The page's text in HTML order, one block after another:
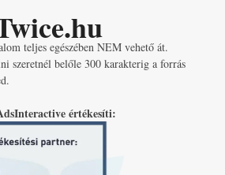
teljes egészében NEM vehető át.
szeretnél belőle 300 karakterig a forrás
értékesíti: